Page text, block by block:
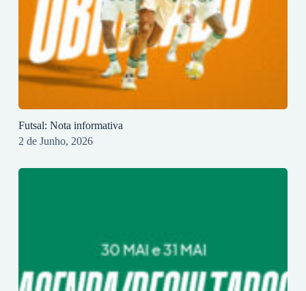
Futsal: Nota informativa
2 de Junho, 2026